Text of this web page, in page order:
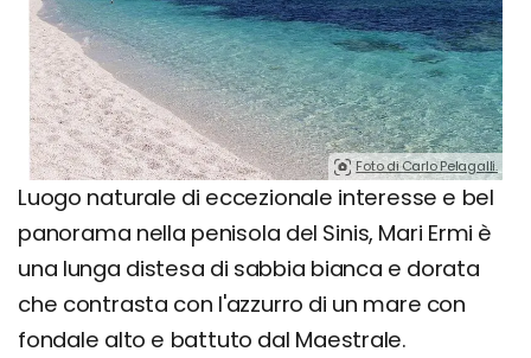
Foto di Carlo Pelagalli.
Luogo naturale di eccezionale interesse e bel
panorama nella penisola del Sinis, Mari Ermi è
una lunga distesa di sabbia bianca e dorata
che contrasta con l'azzurro di un mare con
fondale alto e battuto dal Maestrale.